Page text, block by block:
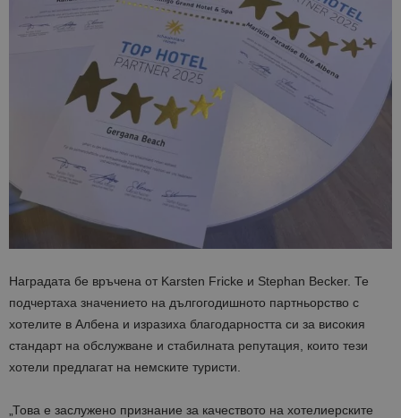
Наградата бе връчена от Karsten Fricke и Stephan Becker. Те
подчертаха значението на дългогодишното партньорство с
хотелите в Албена и изразиха благодарността си за високия
стандарт на обслужване и стабилната репутация, които тези
хотели предлагат на немските туристи.
Това е заслужено признание за качеството на хотелиерските